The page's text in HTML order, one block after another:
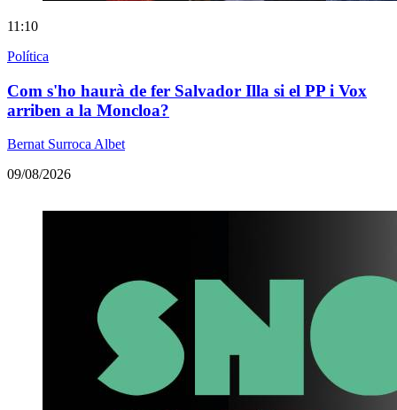
11:10
Política
Com s'ho haurà de fer Salvador Illa si el PP i Vox
arriben a la Moncloa?
Bernat Surroca Albet
09/08/2026